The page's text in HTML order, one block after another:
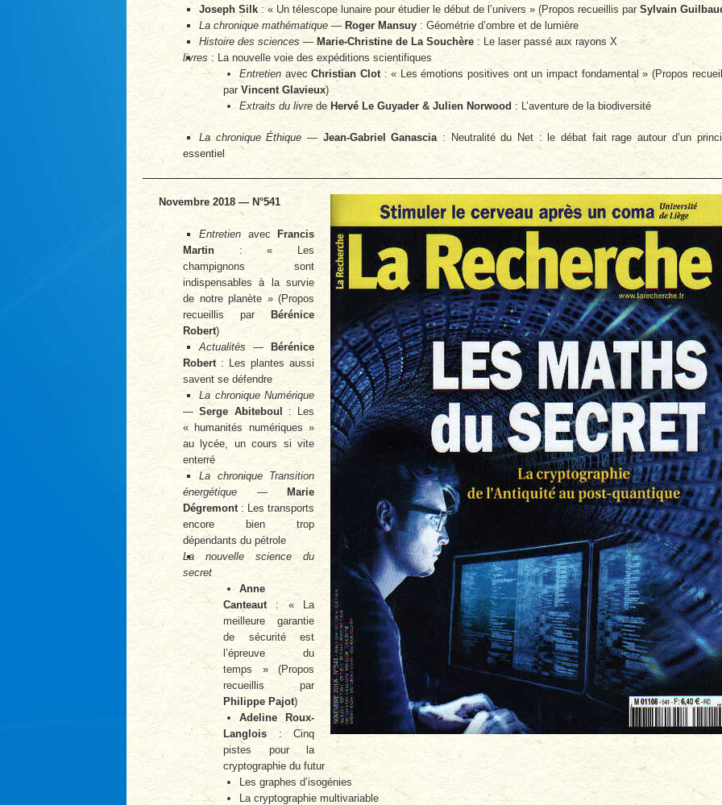
Joseph Silk : « Un télescope lunaire pour étudier le début de l’univers » (Propos recueillis par Sylvain
La chronique mathématique —Roger Mansuy : Géométrie d’ombre et de lumière
Histoire des sciences— Marie-Christine de La Souchère : Le laser passé aux rayons X
livres : La nouvelle voie des expéditions scientifiques
Entretien avecChristian Clot: « Les émotions positives ont un impact fondamental » (Propos
par Vincent Glavieux)
Extraits du livre de Hervé Le Guyader & Julien Norwood : L’aventure de la biodiversité
La chronique Éthique —Jean-Gabriel Ganascia: Neutralité du Net : le débat fait rage autour d’un
essentiel
Novembre 2018 — N°541
Entretien avec Francis
Martin: « Les
champignons sont
indispensables à la survie
de notre planète » (Propos
recueillis par Bérénice
Robert)
Actualités — Bérénice
Robert: Les plantes aussi
savent se défendre
La chronique Numérique
—Serge Abiteboul : Les
« humanités numériques »
au lycée, un cours si vite
enterré
La chronique Transition
énergétique —Marie
Dégremont: Les transports
encore bien trop
dépendants du pétrole
La nouvelle science du
secret
Anne
Canteaut: « La
meilleure garantie
de sécurité est
l’épreuve du
temps » (Propos
recueillis par
Philippe Pajot)
Adeline Roux-
Langlois: Cinq
pistes pour la
cryptographie du futur
Les graphes d’isogénies
La cryptographie multivariable